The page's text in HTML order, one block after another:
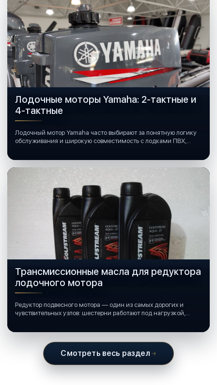
Лодочные моторы Yamaha: 2-тактные и
4-тактные
Лодочный мотор Yamaha часто выбирают за понятную логику
обслуживания и широкую совместимость с лодками ПВХ,
Трансмиссионные масла для редуктора
лодочного мотора
Редуктор подвесного мотора — один из самых дорогих и
чувствительных узлов: шестерни работают под нагрузкой,
Смотреть весь раздел